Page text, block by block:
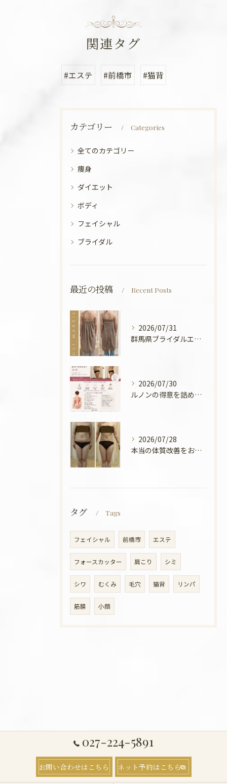
関連タグ
#エステ #前橋市 #猫背
カテゴリー Categories
全てのカテゴリー
痩身
ダイエット
ボディ
フェイシャル
ブライダル
最近の投稿 Recent Posts
2026/07/31
群馬県ブライダルエステ💍
2026/07/30
ルノンの得意を詰めてみました🧡
2026/07/28
本当の体質改善をお手伝い✨
タグ Tags
フェイシャル 前橋市 エステ
フォースカッター 肩こり シミ
シワ むくみ 毛穴 猫背 リンパ
筋膜 小顔
027-224-5891
お問い合わせはこちら ネット予約はこちら